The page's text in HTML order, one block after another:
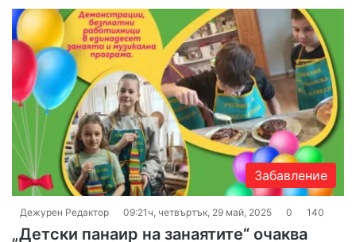
Забавление
Дежурен Редактор 09:21ч, четвъртък, 29 май, 2025 0 140
„Детски панаир на занаятите“ очаква